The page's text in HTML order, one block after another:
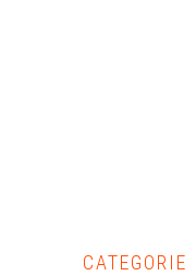
CATEGORIE